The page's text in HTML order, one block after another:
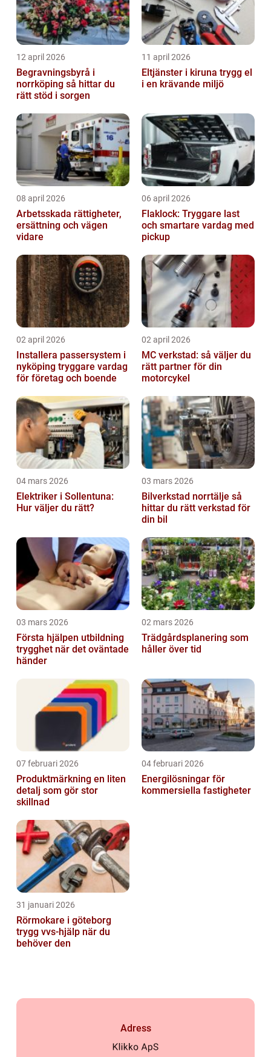
12 april 2026
Begravningsbyrå i
norrköping så hittar du
rätt stöd i sorgen
11 april 2026
Eltjänster i kiruna trygg el
i en krävande miljö
08 april 2026
Arbetsskada rättigheter,
ersättning och vägen
vidare
06 april 2026
Flaklock: Tryggare last
och smartare vardag med
pickup
02 april 2026
Installera passersystem i
nyköping tryggare vardag
för företag och boende
02 april 2026
MC verkstad: så väljer du
rätt partner för din
motorcykel
04 mars 2026
Elektriker i Sollentuna:
Hur väljer du rätt?
03 mars 2026
Bilverkstad norrtälje så
hittar du rätt verkstad för
din bil
03 mars 2026
Första hjälpen utbildning
trygghet när det oväntade
händer
02 mars 2026
Trädgårdsplanering som
håller över tid
07 februari 2026
Produktmärkning en liten
detalj som gör stor
skillnad
04 februari 2026
Energilösningar för
kommersiella fastigheter
31 januari 2026
Rörmokare i göteborg
trygg vvs-hjälp när du
behöver den
Adress